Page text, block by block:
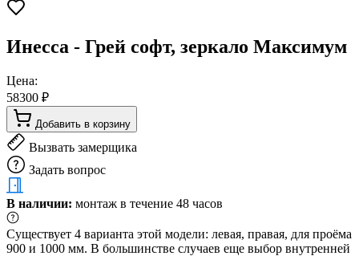
Инесса - Грей софт, зеркало Максимум
Цена:
58300 ₽
Добавить в корзину
Вызвать замерщика
Задать вопрос
В наличии: монтаж в течение 48 часов
Существует 4 варианта этой модели: левая, правая, для проёма
900 и 1000 мм. В большинстве случаев еще выбор внутренней